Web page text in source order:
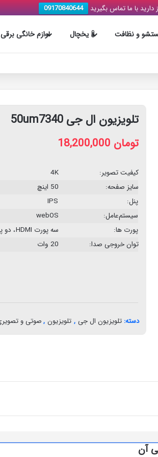
با ما تماس بگیرید 09170840644
و نظافت یخچال لوازم خانگی برقی
تلویزیون ال جی 50um7340
تومان18,200,000
کیفیت تصویر:
4K
سایز صفحه:
50 اینچ
پنل:
IPS
سیستم‌عامل:
webOS
پورت ها:
سه پورت HDMI، دو پورت USB
توان خروجی صدا:
20 وات
دسته: تلویزیون ال جی , تلویزیون ,صوتی و